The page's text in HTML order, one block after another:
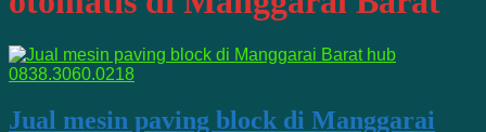
Jual mesin paving block di Manggarai